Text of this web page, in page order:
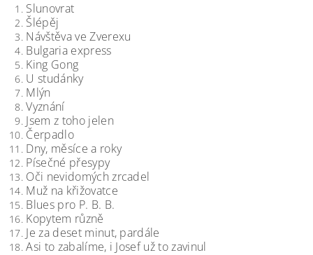
Slunovrat
Šlépěj
Návštěva ve Zverexu
Bulgaria express
King Gong
U studánky
Mlýn
Vyznání
Jsem z toho jelen
Čerpadlo
Dny, měsíce a roky
Písečné přesypy
Oči nevidomých zrcadel
Muž na křižovatce
Blues pro P. B. B.
Kopytem různě
Je za deset minut, pardále
Asi to zabalíme, i Josef už to zavinul